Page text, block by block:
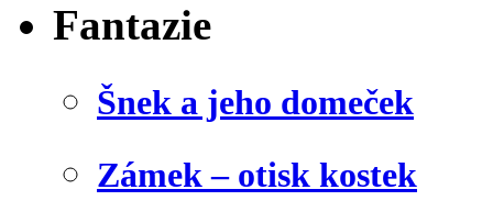
Fantazie
Šnek a jeho domeček
Zámek – otisk kostek